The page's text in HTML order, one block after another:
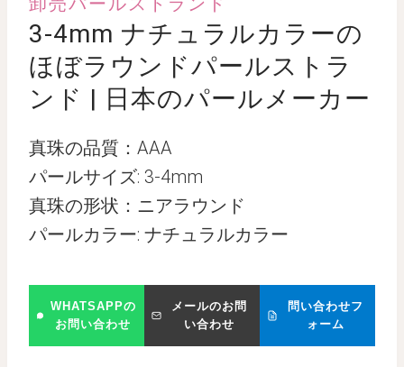
3-4mm ナチュラルカラーの
ほぼラウンドパールストラ
ンド | 日本のパールメーカー
真珠の品質：AAA
パールサイズ: 3-4mm
真珠の形状：ニアラウンド
パールカラー: ナチュラルカラー
WHATSAPPの
お問い合わせ
メールのお問
い合わせ
問い合わせフ
ォーム